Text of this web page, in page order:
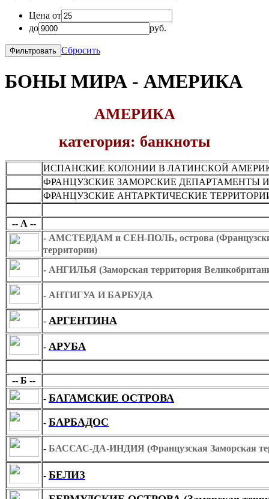
Цена от
до
руб.
Сбросить
БОНЫ МИРА - АМЕРИКА
АМЕРИКА
категория: банкноты
ИСПАНСКИЕ КОЛОНИИ В ЛАТИНСКОЙ
ФРАНЦУЗСКИЕ ЗАМОРСКИЕ ДЕПАРТАМЕНТЫ
ФРАНЦУЗСКИЕ АНТАРКТИЧЕСКИЕ
-- А --
- АМСТЕРДАМ и СЕН-ПОЛЬ, острова
территории)
- АНГИЛЬЯ (Заморская территория
- АНТИГУА И БАРБУДА
- АРГЕНТИНА
- АРУБА
-- Б --
- БАГАМСКИЕ ОСТРОВА
- БАРБАДОС
- БАССАС-ДА-ИНДИЯ (Французская Заморская
- БЕЛИЗ